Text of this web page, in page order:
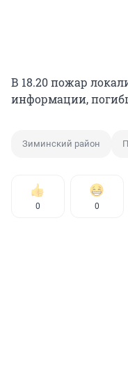
В 18.20 пожар
информации,
Зиминский район
0 0